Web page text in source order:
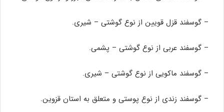
– گوسفند قزل قویین از نوع گوشتی – شیری.
– گوسفند عربی از نوع گوشتی – پشمی.
– گوسفند ماکویی از نوع گوشتی – شیری.
– گوسفند زندی از نوع پوستی و متعلق به استان قزوین.